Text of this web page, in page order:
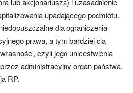
lub akcjonariusza) i uzasadnienie
upadającego podmiotu.
dla ograniczenia
prawa, a tym bardziej dla
czyli jego unicestwienia
administracyjny organ państwa.
RP.